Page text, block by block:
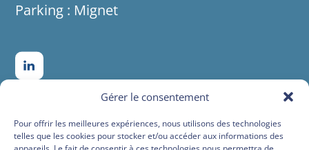
Gérer le consentement
Pour offrir les meilleures expériences, nous utilisons des technologies
telles que les cookies pour stocker et/ou accéder aux informations des
Parking : Mignet